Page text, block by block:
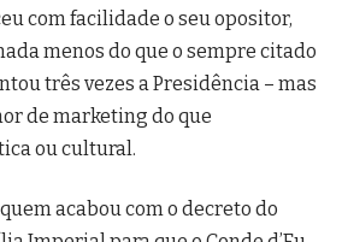
com facilidade o seu opositor,
menos do que o sempre citado
três vezes a Presidência – mas
de marketing do que
ou cultural.
acabou com o decreto do